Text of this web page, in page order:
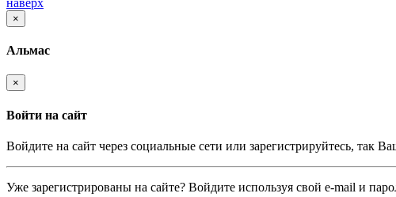
×
Альмас
×
Войти на сайт
Войдите на сайт через социальные сети или зарегистрируйтесь, так
Уже зарегистрированы на сайте? Войдите используя свой e-mail и